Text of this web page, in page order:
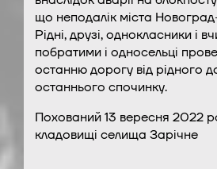
що неподалік міста
Рідні, друзі, однокласники і
побратими і односельці
останню дорогу від рідного
останнього спочинку.
Похований 13 вересня 2022
кладовищі селища Зарічне